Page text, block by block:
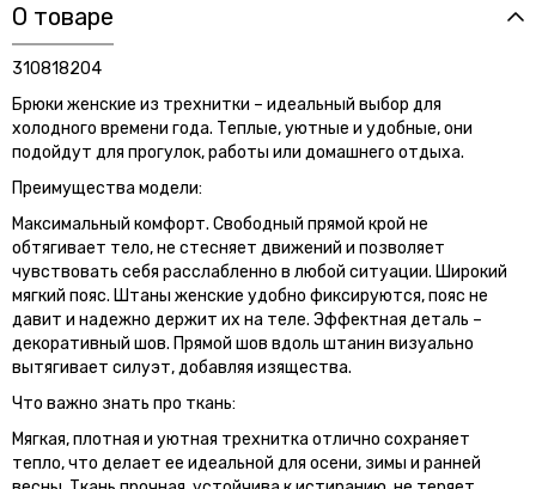
О товаре
310818204
Брюки женские из трехнитки – идеальный выбор для
холодного времени года. Теплые, уютные и удобные, они
подойдут для прогулок, работы или домашнего отдыха.
Преимущества модели:
Максимальный комфорт. Свободный прямой крой не
обтягивает тело, не стесняет движений и позволяет
чувствовать себя расслабленно в любой ситуации. Широкий
мягкий пояс. Штаны женские удобно фиксируются, пояс не
давит и надежно держит их на теле. Эффектная деталь –
декоративный шов. Прямой шов вдоль штанин визуально
вытягивает силуэт, добавляя изящества.
Что важно знать про ткань:
Мягкая, плотная и уютная трехнитка отлично сохраняет
тепло, что делает ее идеальной для осени, зимы и ранней